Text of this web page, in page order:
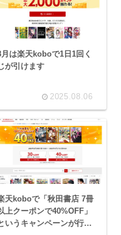
月は楽天koboで1日1回く
が引けます
2025.08.06
天koboで「秋田書店 7冊
上クーポンで40%OFF」
いうキャンペーンが行わ